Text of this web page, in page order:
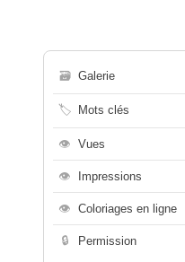
🗃 Galerie
🏷 Mots clés
👁 Vues
👁 Impressions
👁 Coloriages en ligne
🔒 Permission